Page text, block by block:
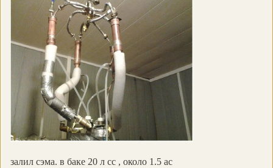
залил сэма. в баке 20 л сс , около 1.5 ас